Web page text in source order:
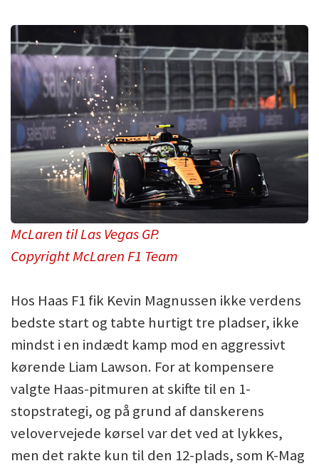
McLaren til Las Vegas GP.
Copyright McLaren F1 Team
Hos Haas F1 fik Kevin Magnussen ikke verdens
bedste start og tabte hurtigt tre pladser, ikke
mindst i en indædt kamp mod en aggressivt
kørende Liam Lawson. For at kompensere
valgte Haas-pitmuren at skifte til en 1-
stopstrategi, og på grund af danskerens
velovervejede kørsel var det ved at lykkes,
men det rakte kun til den 12-plads, som K-Mag